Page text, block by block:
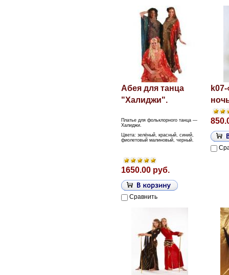
Абея для танца
"Халиджи".
Платье для фольклорного танца —
Халиджи.
Цвета: зелёный, красный, синий,
фиолетовый малиновый, черный.
1650.00 руб.
Сравнить